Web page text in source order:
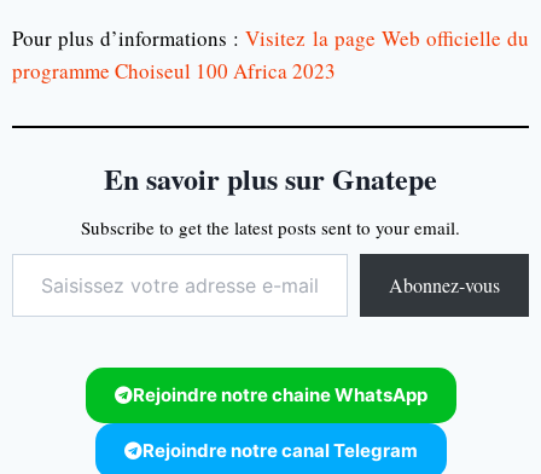
Pour plus d’informations :Visitez la page Web officielle du
programme Choiseul 100 Africa 2023
En savoir plus sur Gnatepe
Subscribe to get the latest posts sent to your email.
Abonnez-vous
Rejoindre notre chaine WhatsApp
Rejoindre notre canal Telegram